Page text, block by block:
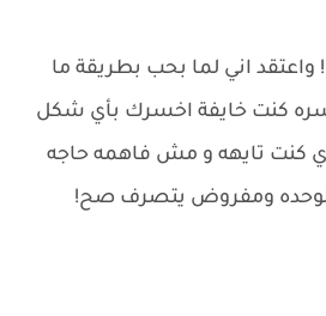
اني لما بحب بطريقة ما
كنت خايفة اخسرك بأي شكل
كنت تايهه و مش فاهمه حاجه
لوحده ومفروض يتصرف صح!